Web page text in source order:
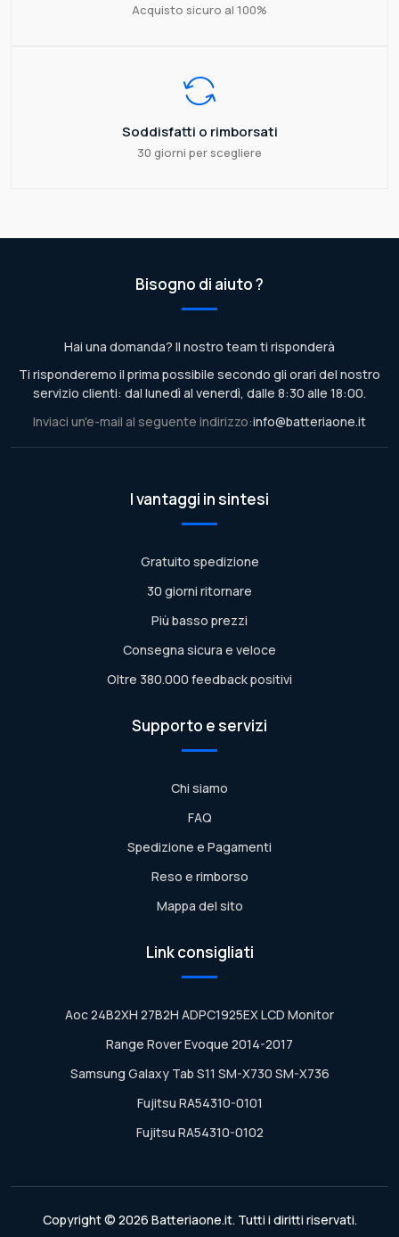
Acquisto sicuro al 100%
Soddisfatti o rimborsati
30 giorni per scegliere
Bisogno di aiuto ?
Hai una domanda? Il nostro team ti risponderà
Ti risponderemo il prima possibile secondo gli orari del nostro
servizio clienti: dal lunedì al venerdì, dalle 8:30 alle 18:00.
Inviaci un'e-mail al seguente indirizzo:info@batteriaone.it
I vantaggi in sintesi
Gratuito spedizione
30 giorni ritornare
Più basso prezzi
Consegna sicura e veloce
Oltre 380.000 feedback positivi
Supporto e servizi
Chi siamo
FAQ
Spedizione e Pagamenti
Reso e rimborso
Mappa del sito
Link consigliati
Aoc 24B2XH 27B2H ADPC1925EX LCD Monitor
Range Rover Evoque 2014-2017
Samsung Galaxy Tab S11 SM-X730 SM-X736
Fujitsu RA54310-0101
Fujitsu RA54310-0102
Copyright © 2026 Batteriaone.it. Tutti i diritti riservati.